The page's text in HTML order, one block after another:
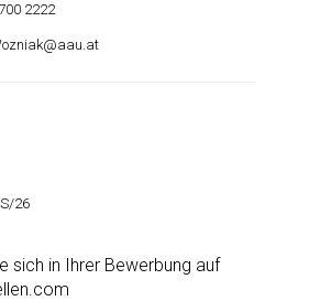
2222
26
sich in Ihrer Bewerbung auf